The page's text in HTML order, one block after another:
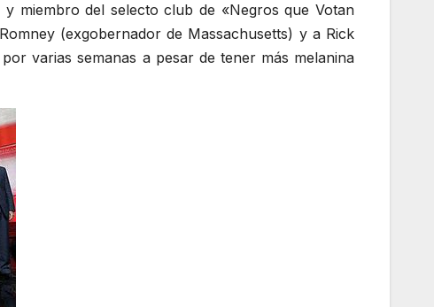
miembro del selecto club de «Negros que Votan
(exgobernador de Massachusetts) y a Rick
varias semanas a pesar de tener más melanina